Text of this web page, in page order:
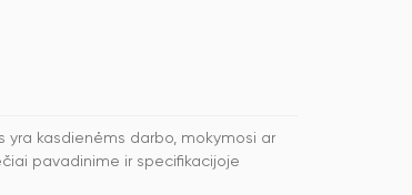
yra kasdienėms darbo, mokymosi ar
pavadinime ir specifikacijoje